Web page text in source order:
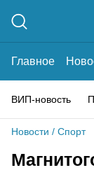
Главное
ВИП-новость
Новости / Спорт